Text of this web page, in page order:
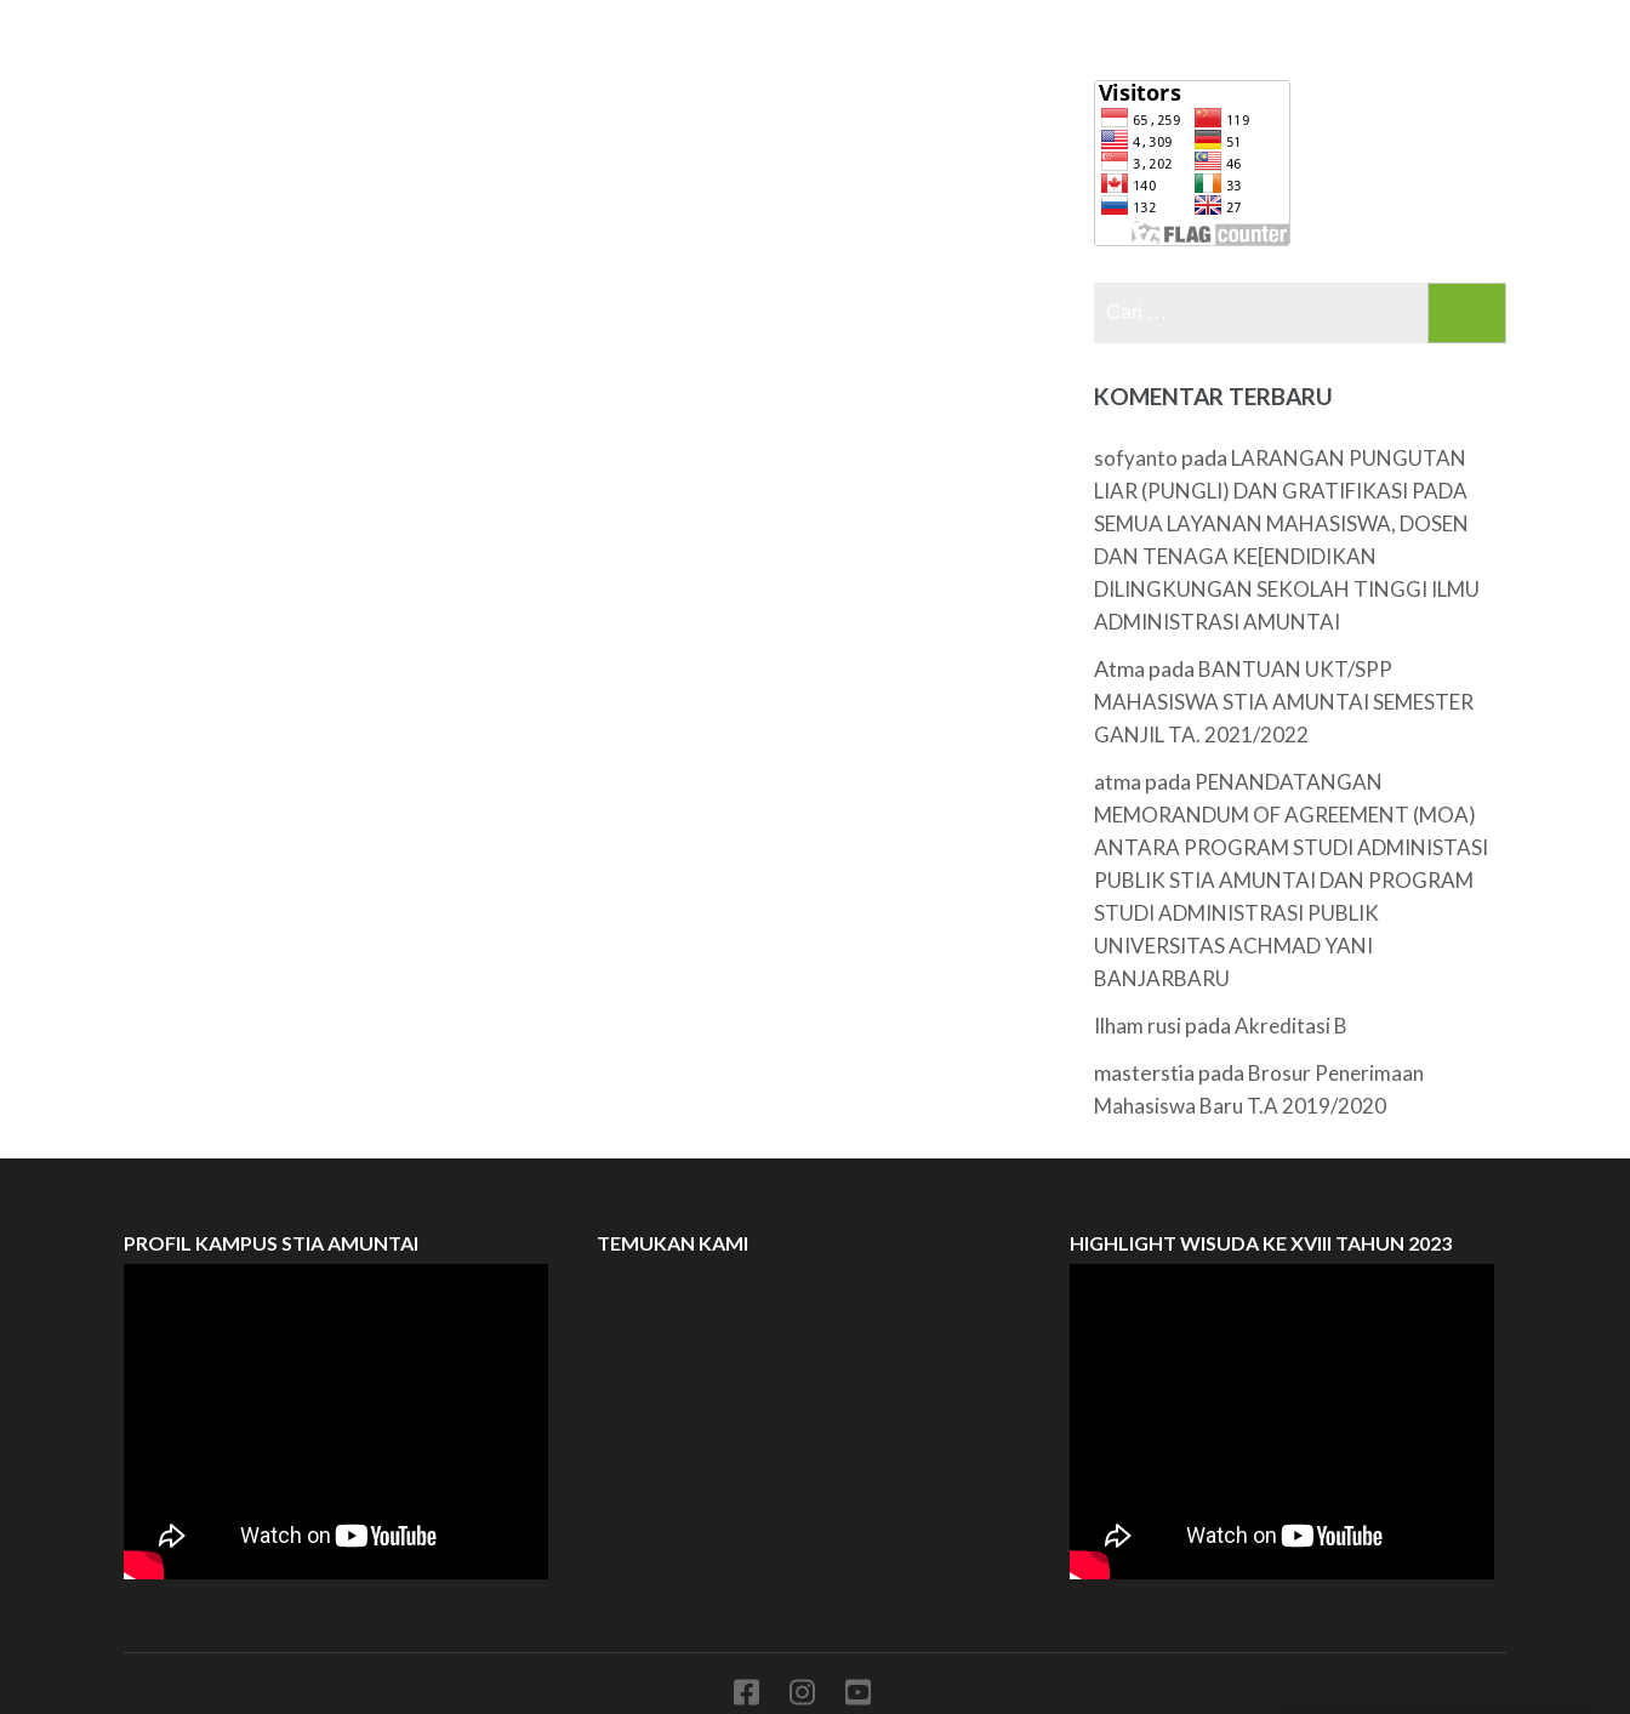
KOMENTAR TERBARU
sofyanto pada LARANGAN PUNGUTAN
LIAR (PUNGLI) DAN GRATIFIKASI PADA
SEMUA LAYANAN MAHASISWA, DOSEN
DAN TENAGA KE[ENDIDIKAN
DILINGKUNGAN SEKOLAH TINGGI ILMU
ADMINISTRASI AMUNTAI
Atma pada BANTUAN UKT/SPP
MAHASISWA STIA AMUNTAI SEMESTER
GANJIL TA. 2021/2022
atma pada PENANDATANGAN
MEMORANDUM OF AGREEMENT (MOA)
ANTARA PROGRAM STUDI ADMINISTASI
PUBLIK STIA AMUNTAI DAN PROGRAM
STUDI ADMINISTRASI PUBLIK
UNIVERSITAS ACHMAD YANI
BANJARBARU
Ilham rusi padaAkreditasi B
masterstia pada Brosur Penerimaan
Mahasiswa Baru T.A 2019/2020
PROFIL KAMPUS STIA AMUNTAI TEMUKAN KAMI HIGHLIGHT WISUDA KE XVIII TAHUN 2023